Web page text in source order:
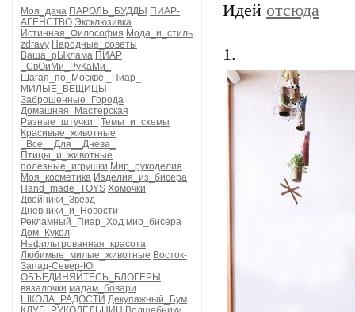
Моя_дача ПАРОЛЬ_БУДДЫ ПИАР-
АГЕНСТВО Эксклюзивка
Истинная_Философия Мода_и_стиль
zdravy Народные_советы
Ваша_рЫклама ПИАР
_СвОиМи_РуКаМи_
Шагая_по_Москве
_Пиар_
МИЛЫЕ_ВЕЩИЦЫ
Заброшенные_Города
Домашняя_Мастерская
Разные_штучки_
Темы_и_схемы
Красивые_животные
_Все__Для__Днева_
Птицы_и_животные
полезные_игрушки Мир_рукоделия
Моя_косметика Изделия_из_бисера
Hand_made_TOYS Хомочки
Двойники_Звёзд
Дневники_и_Новости
Рекламный_Пиар_Ход мир_бисера
Дом_Кукол
Нефильтрованная_красота
Любимые_милые_животные Восток-
Запад-Север-Юг
ОБЪЕДИНЯЙТЕСЬ_БЛОГЕРЫ
вязалочки мадам_бовари
ШКОЛА_РАДОСТИ Декупажный_Бум
Идей отсюда
1.